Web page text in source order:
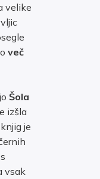
velike
več
Šola
izšla
je
vsak